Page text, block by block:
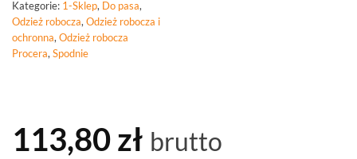
Kategorie: 1-Sklep, Do pasa,
Odzież robocza, Odzież robocza i
ochronna, Odzież robocza
Procera, Spodnie
113,80zł brutto